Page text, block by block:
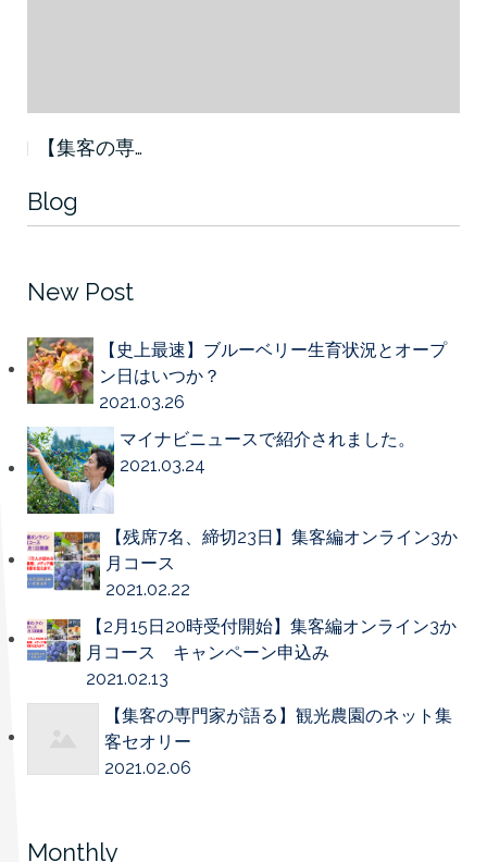
【集客の専…
Blog
New Post
【史上最速】ブルーベリー生育状況とオープ
ン日はいつか？
2021.03.26
マイナビニュースで紹介されました。
2021.03.24
【残席7名、締切23日】集客編オンライン3か
月コース
2021.02.22
【2月15日20時受付開始】集客編オンライン3か
月コース キャンペーン申込み
2021.02.13
【集客の専門家が語る】観光農園のネット集
客セオリー
2021.02.06
Monthly